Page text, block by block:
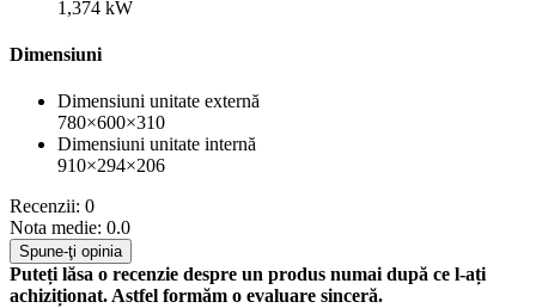
1,374 kW
Dimensiuni
Dimensiuni unitate externă
780×600×310
Dimensiuni unitate internă
910×294×206
Recenzii: 0
Nota medie: 0.0
Spune-ţi opinia
Puteți lăsa o recenzie despre un produs numai după ce l-ați
achiziționat. Astfel formăm o evaluare sinceră.